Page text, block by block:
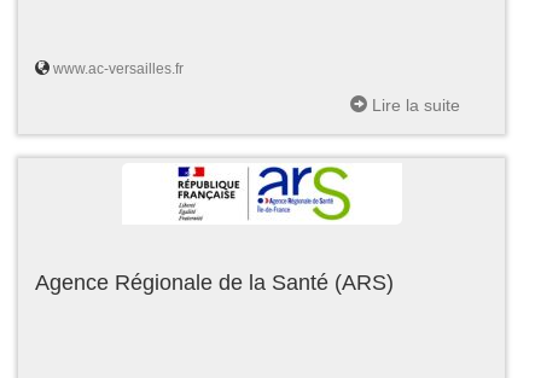
www.ac-versailles.fr
Lire la suite
Agence Régionale de la Santé (ARS)